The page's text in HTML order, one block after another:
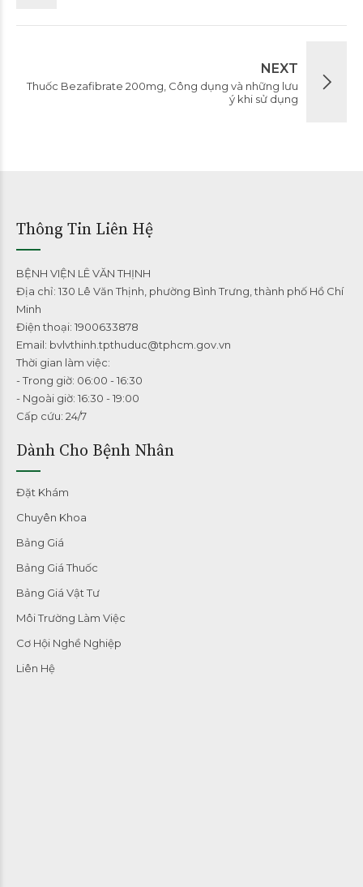
NEXT
Thuốc Bezafibrate 200mg, Công dụng và những lưu
ý khi sử dụng
Thông Tin Liên Hệ
BỆNH VIỆN LÊ VĂN THỊNH
Địa chỉ: 130 Lê Văn Thịnh, phường Bình Trưng, thành phố Hồ Chí
Minh
Điện thoại: 1900633878
Email: bvlvthinh.tpthuduc@tphcm.gov.vn
Thời gian làm việc:
- Trong giờ: 06:00 - 16:30
- Ngoài giờ: 16:30 - 19:00
Cấp cứu: 24/7
Dành Cho Bệnh Nhân
Đặt Khám
Chuyên Khoa
Bảng Giá
Bảng Giá Thuốc
Bảng Giá Vật Tư
Môi Trường Làm Việc
Cơ Hội Nghề Nghiệp
Liên Hệ